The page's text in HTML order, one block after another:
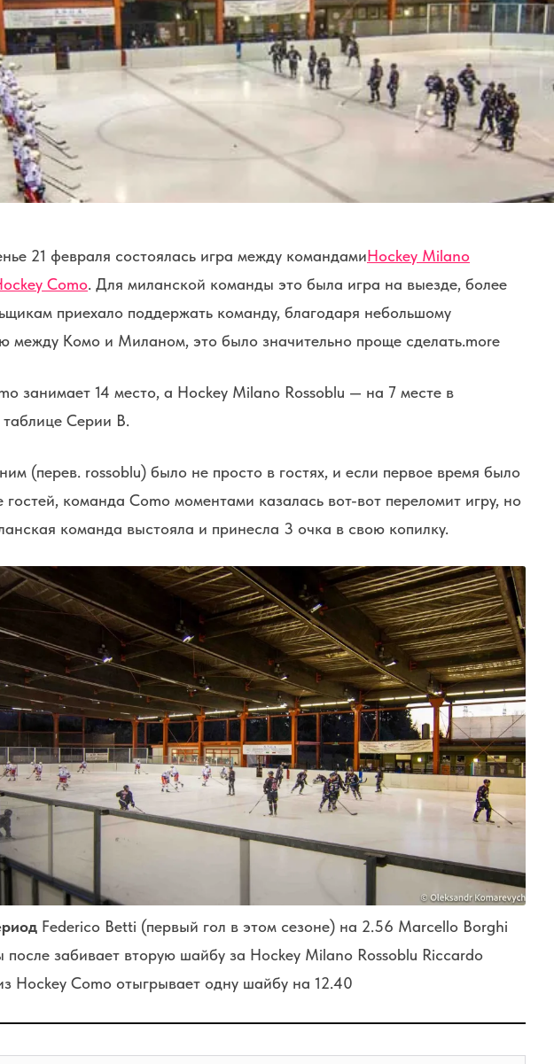
21 февраля состоялась игра между командамиHockey Milano
Como. Для миланской команды это была игра на выезде, более
приехало поддержать команду, благодаря небольшому
между Комо и Миланом, это было значительно проще сделать.more
занимает 14 место, а Hockey Milano Rossoblu — на 7 месте в
Серии B.
(перев. rossoblu) было не просто в гостях, и если первое время было
гостей, команда Como моментами казалась вот-вот переломит игру, но
команда выстояла и принесла 3 очка в свою копилку.
Federico Betti (первый гол в этом сезоне) на 2.56 Marcello Borghi
после забивает вторую шайбу за Hockey Milano Rossoblu Riccardo
Hockey Como отыгрывает одну шайбу на 12.40